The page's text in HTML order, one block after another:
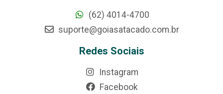
(62) 4014-4700
suporte@goiasatacado.com.br
Redes Sociais
Instagram
Facebook